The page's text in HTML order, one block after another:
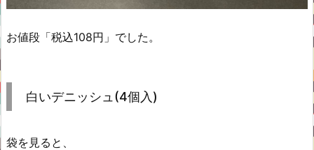
お値段「税込108円」でした。
白いデニッシュ(4個入)
袋を見ると、